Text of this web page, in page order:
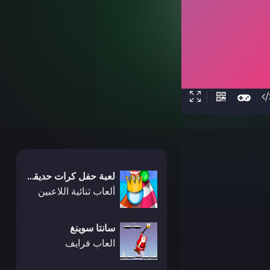
لعبة حفل كرات حديقة المائية
ألعاب ثنائية اللاعبين
سانتا سوينغ
العاب فرايف